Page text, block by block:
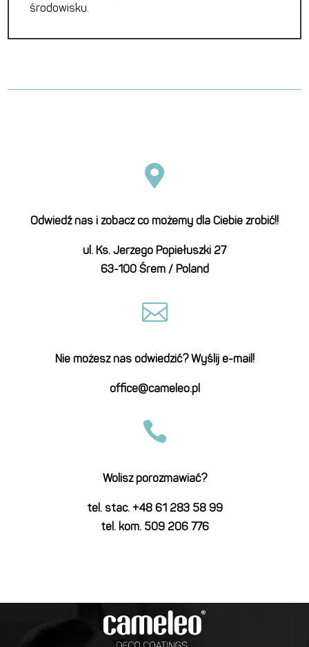
środowisku.

Odwiedź nas i zobacz co możemy dla Ciebie zrobić!!
ul. Ks. Jerzego Popiełuszki 27
63-100 Śrem / Poland

Nie możesz nas odwiedzić? Wyślij e-mail!
office@cameleo.pl

Wolisz porozmawiać?
tel. stac. +48 61 283 58 99
tel. kom. 509 206 776